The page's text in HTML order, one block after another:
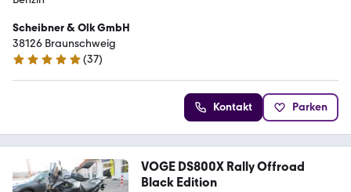
Scheibner & Olk GmbH
38126 Braunschweig
5 Sterne
(37)
Kontakt Parken
VOGE DS800X Rally Offroad
Black Edition